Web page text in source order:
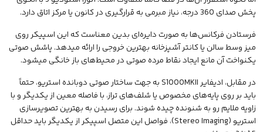
پخش صدای 360 درجه، نیاز مبرمی به قرارگیری در کانون یا مرکز اتاق دارد.
فرستادن فرکانس‌ها به صورت دایره‌ای بدین معناست که این اسپیکر روی
میز وسط سالن یا کانتر آشپزخانه بهترین خروجی را ارائه میدهد. پاشش صوتی
یکنواخت آن مانع ایجاد نقاط مرده صوتی در محیط‌های باز خانگی میشود.
در مقابل، ادیفایر S1000MKII به جهت ساختار صوتی دوبانده استریو، حتماً
باید بر روی پایه‌های مخصوص یا شلف‌های تراز، با فاصله معین از یکدیگر و با
زاویه ملایم رو به شنونده چیده شوند. برای رسیدن به بهترین تصویرسازی
استریو (Stereo Imaging)، فواصل این متصل اسپیکر از یکدیگر باید حداقل